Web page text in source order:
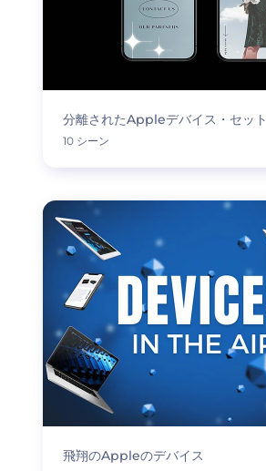
分離されたAppleデバイス・セット
10 シーン
飛翔のAppleのデバイス